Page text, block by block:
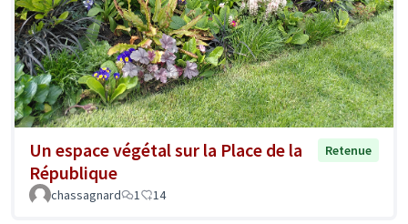
Un espace végétal sur la Place de la
République
Retenue
chassagnard 1 14